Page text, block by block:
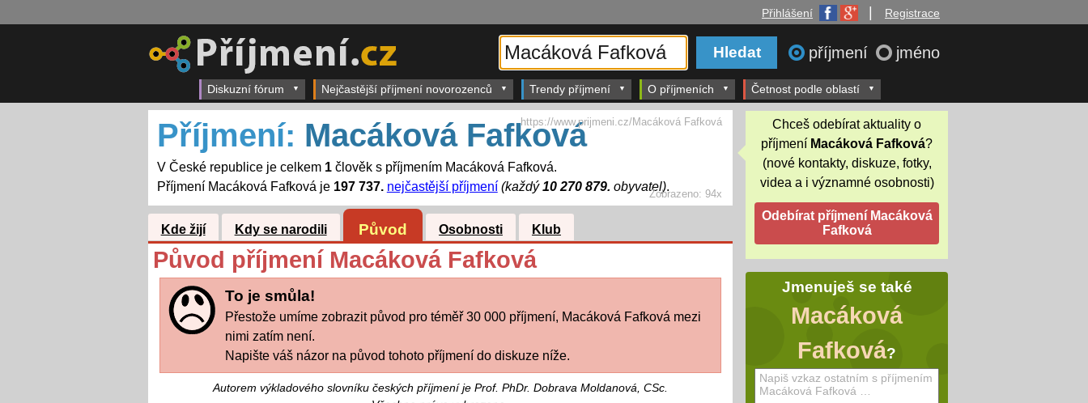
Přihlášení Registrace
příjmení jméno
Diskuzní fórum Nejčastější příjmení novorozenců Trendy příjmení O příjmeních Četnost podle oblastí
Zobrazeno:94x
Příjmení: Macáková Fafková
V České republice je celkem 1člověk s příjmením Macáková Fafková.
Příjmení Macáková Fafková je 197 737. nejčastější příjmení (každý10 270 879. obyvatel).
https://www.prijmeni.cz/Macáková Fafková
Kde žijí Kdy se narodili Původ Osobnosti Klub
Původ příjmení Macáková Fafková
To je smůla!
Přestože umíme zobrazit původ pro téměř 30 000 příjmení, Macáková Fafková mezi
nimi zatím není.
Napište váš názor na původ tohoto příjmení do diskuze níže.
Autorem výkladového slovníku českých příjmení je Prof. PhDr. Dobrava Moldanová, CSc.
Chceš odebírat aktuality o
příjmení Macáková Fafková?
(nové kontakty, diskuze, fotky,
videa a i významné osobnosti)
Jmenuješ se také
Macáková
Fafková?